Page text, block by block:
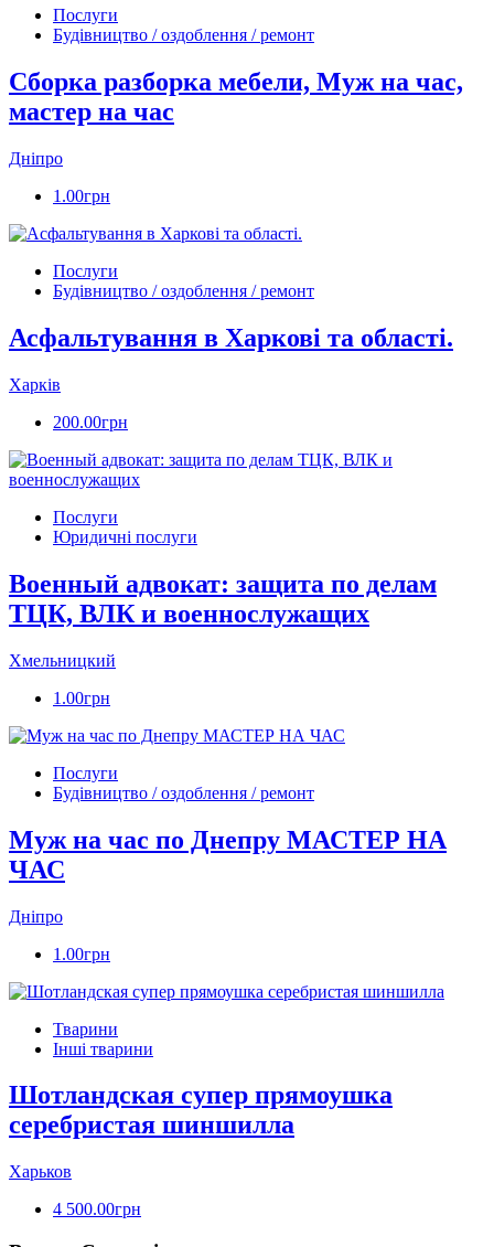
Послуги
Будівництво / оздоблення / ремонт
Сборка разборка мебели, Муж на час,
мастер на час
Дніпро
1.00грн
Послуги
Будівництво / оздоблення / ремонт
Асфальтування в Харкові та області.
Харків
200.00грн
Послуги
Юридичні послуги
Военный адвокат: защита по делам
ТЦК, ВЛК и военнослужащих
Хмельницкий
1.00грн
Послуги
Будівництво / оздоблення / ремонт
Муж на час по Днепру МАСТЕР НА
ЧАС
Дніпро
1.00грн
Тварини
Інші тварини
Шотландская супер прямоушка
серебристая шиншилла
Харьков
4 500.00грн